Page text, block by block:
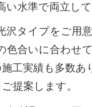
い水準で両立し
沢タイプをご用
色合いに合わせ
工実績も多数あ
提案します。